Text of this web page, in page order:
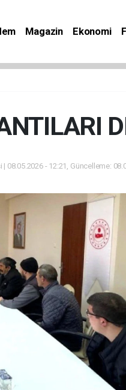
Magazin Ekonomi
08.05.2026 - 12:21, Güncelleme: